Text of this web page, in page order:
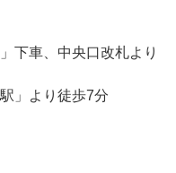
下車、中央口改札より
」より徒歩7分